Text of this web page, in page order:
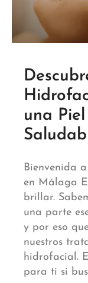
una
Bienvenida
en Málaga
brillar.
una parte
y por eso
nuestros
hidrofacial.
para ti si